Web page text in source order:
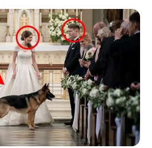
a fazer peças incríveis.
a fazer crochê? Qual
Conta pra gente nos
Absolutamente